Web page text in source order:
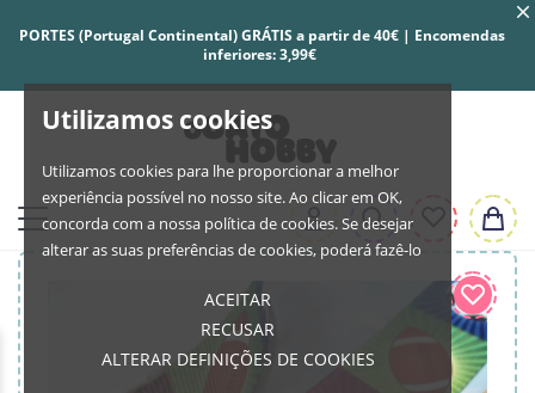
Utilizamos cookies
Utilizamos cookies para lhe proporcionar a melhor
experiência possível no nosso site. Ao clicar em OK,
concorda com a nossa política de cookies. Se desejar
alterar as suas preferências de cookies, poderá fazê-lo
ACEITAR
RECUSAR
ALTERAR DEFINIÇÕES DE COOKIES
PORTES (Portugal Continental) GRÁTIS a partir de 40€ | Encomendas
inferiores: 3,99€